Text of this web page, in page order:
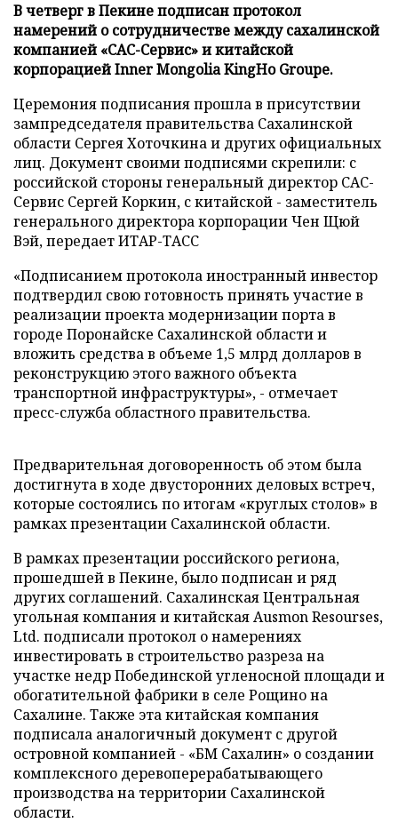
В четверг в Пекине подписан протокол
намерений о сотрудничестве между сахалинской
компанией «САС-Сервис» и китайской
корпорацией Inner Mongolia KingHo Groupe.
Церемония подписания прошла в присутствии
зампредседателя правительства Сахалинской
области Сергея Хоточкина и других официальных
лиц. Документ своими подписями скрепили: с
российской стороны генеральный директор САС-
Сервис Сергей Коркин, с китайской - заместитель
генерального директора корпорации Чен Щюй
Вэй, передает ИТАР-ТАСС
«Подписанием протокола иностранный инвестор
подтвердил свою готовность принять участие в
реализации проекта модернизации порта в
городе Поронайске Сахалинской области и
вложить средства в объеме 1,5 млрд долларов в
реконструкцию этого важного объекта
транспортной инфраструктуры», - отмечает
пресс-служба областного правительства.
Предварительная договоренность об этом была
достигнута в ходе двусторонних деловых встреч,
которые состоялись по итогам «круглых столов» в
рамках презентации Сахалинской области.
В рамках презентации российского региона,
прошедшей в Пекине, было подписан и ряд
других соглашений. Сахалинская Центральная
угольная компания и китайская Ausmon Resourses,
Ltd. подписали протокол о намерениях
инвестировать в строительство разреза на
участке недр Побединской угленосной площади и
обогатительной фабрики в селе Рощино на
Сахалине. Также эта китайская компания
подписала аналогичный документ с другой
островной компанией - «БМ Сахалин» о создании
комплексного деревоперерабатывающего
производства на территории Сахалинской
области.